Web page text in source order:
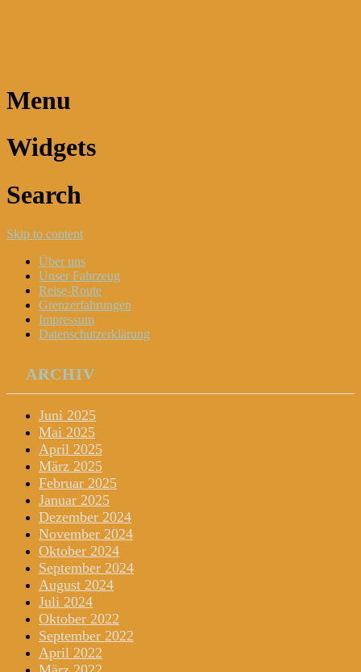
Menu
Widgets
Search
Skip to content
Über uns
Unser Fahrzeug
Reise-Route
Grenzerfahrungen
Impressum
Datenschutzerklärung
ARCHIV
Juni 2025
Mai 2025
April 2025
März 2025
Februar 2025
Januar 2025
Dezember 2024
November 2024
Oktober 2024
September 2024
August 2024
Juli 2024
Oktober 2022
September 2022
April 2022